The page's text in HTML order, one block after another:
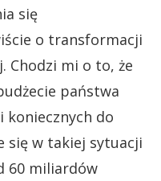
się
o transformacji
Chodzi mi o to, że
państwa
koniecznych do
się w takiej sytuacji
60 miliardów